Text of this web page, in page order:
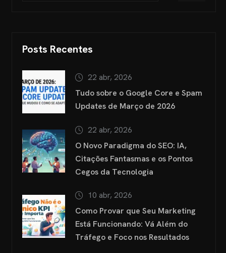
Posts Recentes
22 abr, 2026
Tudo sobre o Google Core e Spam
Updates de Março de 2026
22 abr, 2026
O Novo Paradigma do SEO: IA,
Citações Fantasmas e os Pontos
Cegos da Tecnologia
10 abr, 2026
Como Provar que Seu Marketing
Está Funcionando: Vá Além do
Tráfego e Foco nos Resultados